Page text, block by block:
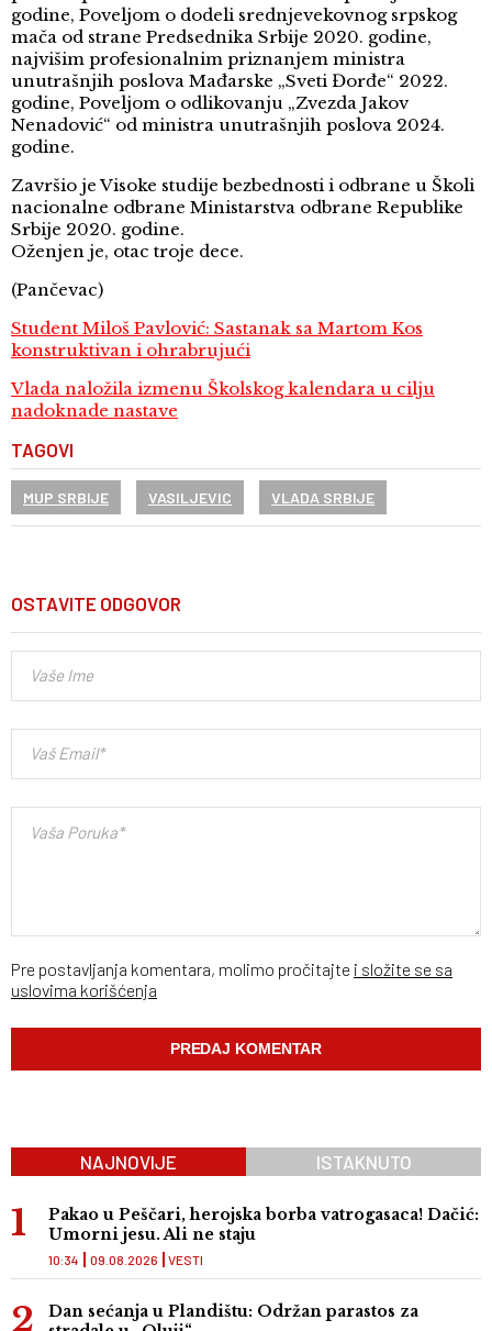
godine, Poveljom o dodeli srednjevekovnog srpskog
mača od strane Predsednika Srbije 2020. godine,
najvišim profesionalnim priznanjem ministra
unutrašnjih poslova Mađarske „Sveti Đorđe“ 2022.
godine, Poveljom o odlikovanju „Zvezda Jakov
Nenadović“ od ministra unutrašnjih poslova 2024.
godine.
Završio je Visoke studije bezbednosti i odbrane u Školi
nacionalne odbrane Ministarstva odbrane Republike
Srbije 2020. godine.
Oženjen je, otac troje dece.
(Pančevac)
Student Miloš Pavlović: Sastanak sa Martom Kos
konstruktivan i ohrabrujući
Vlada naložila izmenu Školskog kalendara u cilju
nadoknade nastave
TAGOVI
MUP SRBIJE VASILJEVIC VLADA SRBIJE
OSTAVITE ODGOVOR
Pre postavljanja komentara, molimo pročitajte i složite se sa
uslovima korišćenja
NAJNOVIJE ISTAKNUTO
Pakao u Peščari, herojska borba vatrogasaca! Dačić:
Umorni jesu. Ali ne staju
VESTI
10:34 09.08.2026
Dan sećanja u Plandištu: Održan parastos za